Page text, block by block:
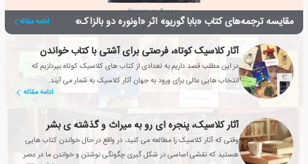
مقایسه ترجمه‌های کتاب «بابا گوریو» اثر «اونوره دو بالزاک» ادامه مقاله
آثار کلاسیک کوتاه، فرصتی برای آشتی با کتاب خواندن
در این مطلب قصد داریم به تعدادی از کتاب های کلاسیک کوتاه بپردازیم که
انتخاب هایی عالی برای ورود به جهان آثار کلاسیک به شمار می آیند.
ادامه مقاله
آثار کلاسیک، پنجره ای رو به میراث و گذشته ی بشر
وقتی که آثار کلاسیک را مطالعه می کنید، در واقع در حال خواندن کتاب هایی
هستید که نقشی اساسی در شکل گیری چگونگی نوشتن و خواندن ما در عصر